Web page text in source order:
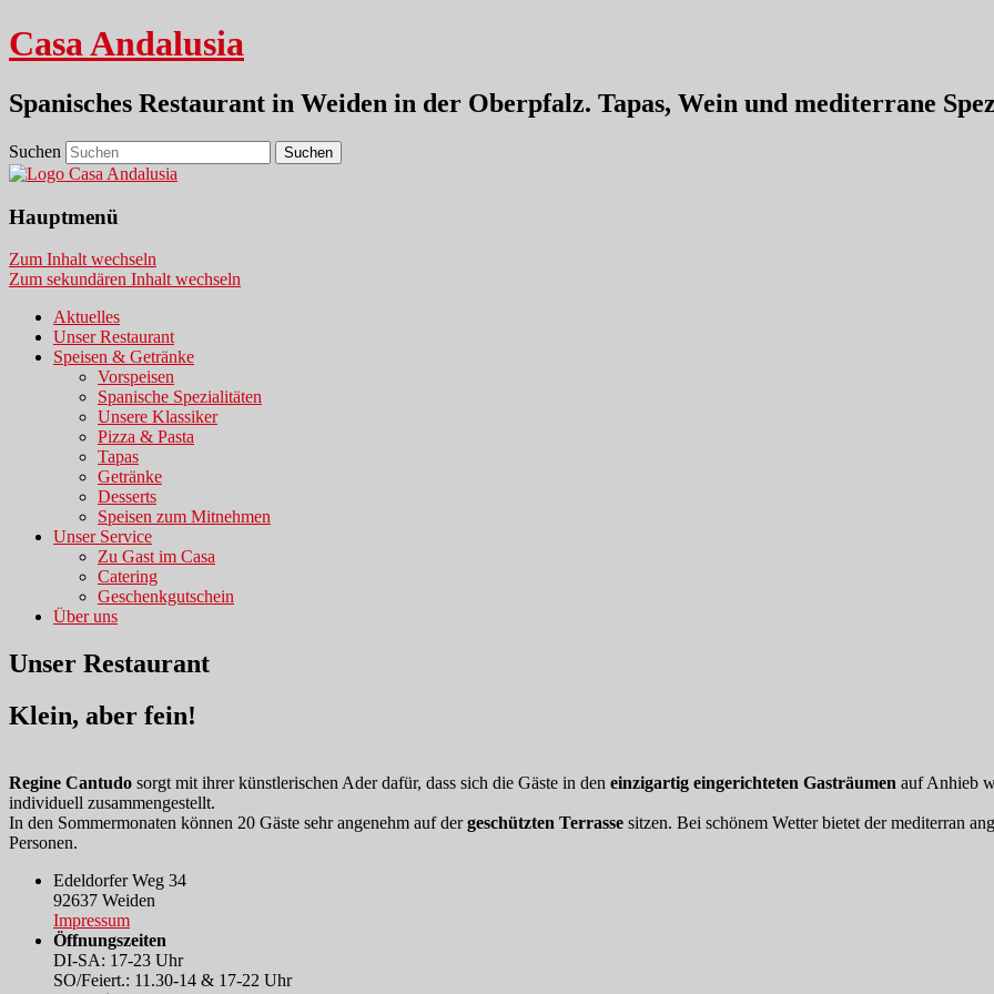
Casa Andalusia
Spanisches Restaurant in Weiden in der Oberpfalz. Tapas, Wein und mediterrane
Suchen
Hauptmenü
Zum Inhalt wechseln
Zum sekundären Inhalt wechseln
Aktuelles
Unser Restaurant
Speisen & Getränke
Vorspeisen
Spanische Spezialitäten
Unsere Klassiker
Pizza & Pasta
Tapas
Getränke
Desserts
Speisen zum Mitnehmen
Unser Service
Zu Gast im Casa
Catering
Geschenkgutschein
Über uns
Unser Restaurant
Klein, aber fein!
Regine Cantudo sorgt mit ihrer künstlerischen Ader dafür, dass sich die Gäste in den einzigartig eingerichteten Gasträumen auf Anhieb
individuell zusammengestellt.
In den Sommermonaten können 20 Gäste sehr angenehm auf dergeschützten Terrasse sitzen. Bei schönem Wetter bietet der mediterran
Personen.
Edeldorfer Weg 34
92637 Weiden
Impressum
Öffnungszeiten
DI-SA: 17-23 Uhr
SO/Feiert.: 11.30-14 & 17-22 Uhr